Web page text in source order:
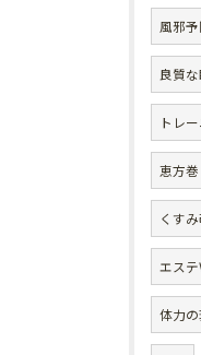
風邪予
良質
トレ
恵方巻
くす
エス
体力の